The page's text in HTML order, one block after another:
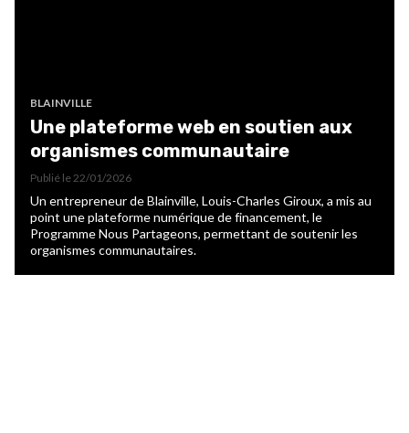
BLAINVILLE
Une plateforme web en soutien aux
organismes communautaire
Publié le22/01/2026
Un entrepreneur de Blainville, Louis-Charles Giroux, a mis au
point une plateforme numérique de financement, le
Programme Nous Partageons, permettant de soutenir les
organismes communautaires.